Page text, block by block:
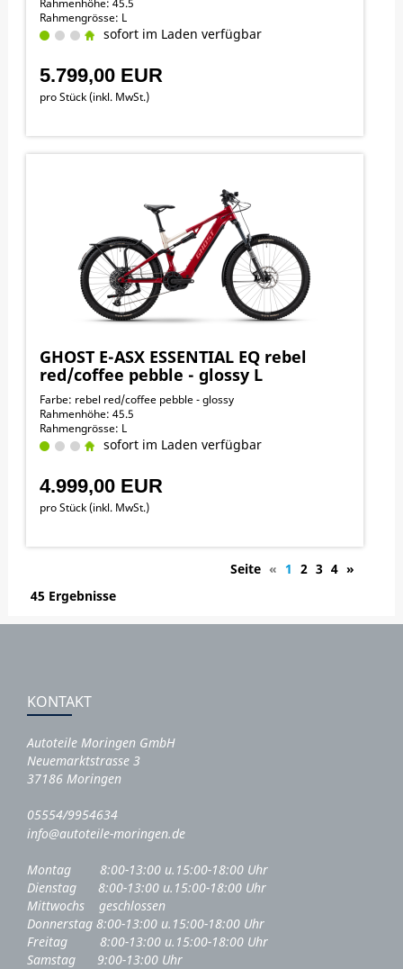
Rahmenhöhe: 45.5
Rahmengrösse: L
sofort im Laden verfügbar
5.799,00 EUR
pro Stück (inkl. MwSt.)
GHOST E-ASX ESSENTIAL EQ rebel
red/coffee pebble - glossy L
Farbe: rebel red/coffee pebble - glossy
Rahmenhöhe: 45.5
Rahmengrösse: L
sofort im Laden verfügbar
4.999,00 EUR
pro Stück (inkl. MwSt.)
Seite « 1 2 3 4 »
45 Ergebnisse
KONTAKT
Autoteile Moringen GmbH
Neuemarktstrasse 3
37186 Moringen
05554/9954634
info@autoteile-moringen.de
Montag 8:00-13:00 u.15:00-18:00 Uhr
Dienstag 8:00-13:00 u.15:00-18:00 Uhr
Mittwochs geschlossen
Donnerstag 8:00-13:00 u.15:00-18:00 Uhr
Freitag 8:00-13:00 u.15:00-18:00 Uhr
Samstag 9:00-13:00 Uhr